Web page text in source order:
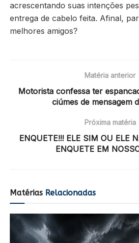
acrescentando suas intenções
entrega de cabelo feita. Afinal,
melhores amigos?
Matéria anterior
Motorista confessa ter
ciúmes de mensagem
Próxima matéria
ENQUETE!!! ELE SIM OU ELE
ENQUETE EM
Matérias Relacionadas